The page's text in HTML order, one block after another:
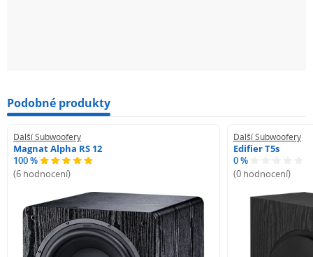
Podobné produkty
Další Subwoofery
Magnat Alpha RS 12
100 %
(6 hodnocení)
Další Subwoofery
Edifier T5s
0 %
(0 hodnocení)